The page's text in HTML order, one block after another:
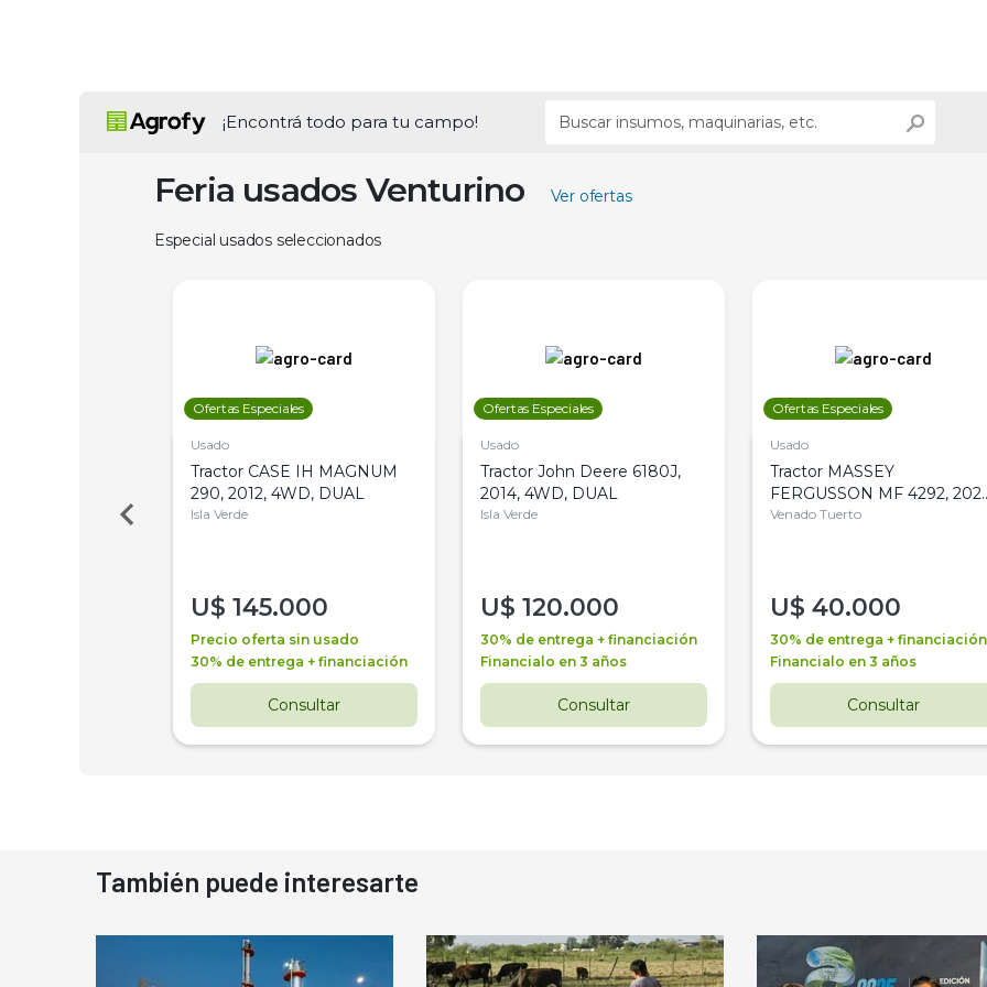
¡Encontrá todo para tu campo!
Feria usados Venturino Ver ofertas
Especial usados seleccionados
Ofertas Especiales
Usado
Tractor CASE IH MAGNUM
290, 2012, 4WD, DUAL
Isla Verde
U$ 145.000
Precio oferta sin usado
30% de entrega + financiación
Consultar
Ofertas Especiales
Usado
Tractor John Deere 6180J,
2014, 4WD, DUAL
Isla Verde
U$ 120.000
30% de entrega + financiación
Financialo en 3 años
Consultar
Ofertas Especiales
Usado
Tractor MASSEY
FERGUSSON MF 4292,
4WD, PATON
Venado Tuerto
U$ 40.000
30% de entrega + financiación
Financialo en 3 años
Consultar
También puede interesarte